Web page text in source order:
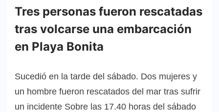
Tres personas fueron rescatadas
tras volcarse una embarcación
en Playa Bonita
Sucedió en la tarde del sábado. Dos mujeres y
un hombre fueron rescatados del mar tras sufrir
un incidente Sobre las 17.40 horas del sábado